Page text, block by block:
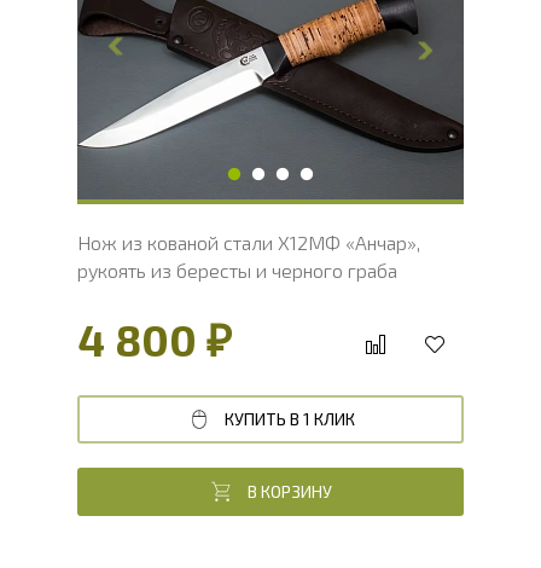
Ширина клинка, мм
27.4
Толщина обуха, мм
Ширина рукояти, мм
28.4
Длина рукояти, мм
Толщина рукояти, мм
22.9
Твердость клинка, HRC
60 - 62 HRC
Нож из кованой стали Х12МФ «Анчар»,
рукоять из бересты и черного граба
4 800 ₽
КУПИТЬ В 1 КЛИК
В КОРЗИНУ